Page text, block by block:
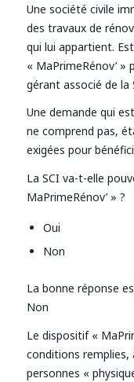
Une société civile
des travaux de
qui lui appartient.
« MaPrimeRénov’ »
gérant associé de la
Une demande qui
ne comprend pas,
exigées pour
La SCI va-t-elle
MaPrimeRénov’ » ?
Oui
Non
La bonne réponse
Non
Le dispositif «
conditions remplies,
personnes «